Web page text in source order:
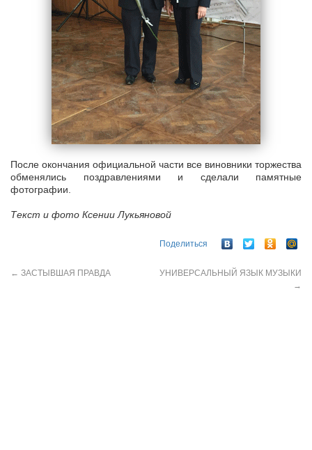
После окончания официальной части все виновники торжества
обменялись поздравлениями и сделали памятные
фотографии.
Текст и фото Ксении Лукьяновой
Поделиться
← ЗАСТЫВШАЯ ПРАВДА
УНИВЕРСАЛЬНЫЙ ЯЗЫК МУЗЫКИ
→